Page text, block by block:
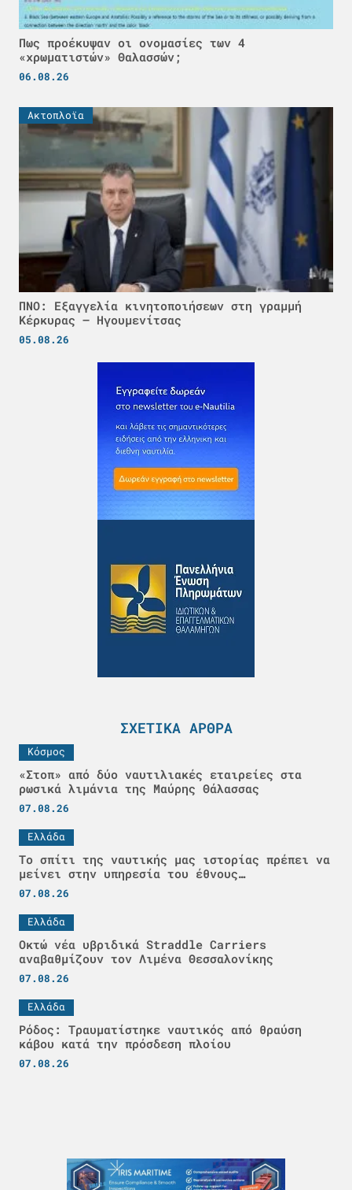
Πως προέκυψαν οι ονομασίες των 4
«χρωματιστών» Θαλασσών;
06.08.26
Ακτοπλοϊα
ΠΝΟ: Εξαγγελία κινητοποιήσεων στη γραμμή
Κέρκυρας – Ηγουμενίτσας
05.08.26
ΣΧΕΤΙΚΆ ΆΡΘΡΑ
Κόσμος
«Στοπ» από δύο ναυτιλιακές εταιρείες στα
ρωσικά λιμάνια της Μαύρης Θάλασσας
07.08.26
Ελλάδα
Το σπίτι της ναυτικής μας ιστορίας πρέπει να
μείνει στην υπηρεσία του έθνους…
07.08.26
Ελλάδα
Οκτώ νέα υβριδικά Straddle Carriers
αναβαθμίζουν τον Λιμένα Θεσσαλονίκης
07.08.26
Ελλάδα
Ρόδος: Τραυματίστηκε ναυτικός από θραύση
κάβου κατά την πρόσδεση πλοίου
07.08.26